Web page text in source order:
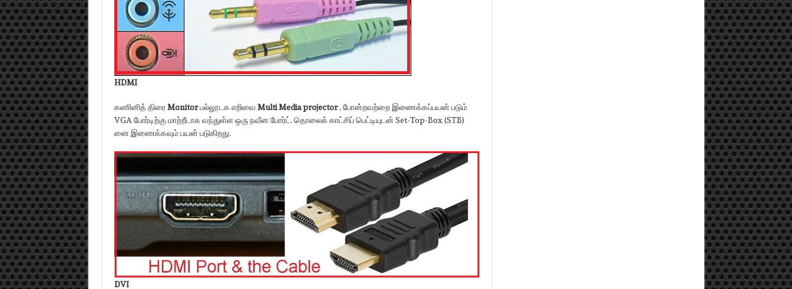
HDMI
கணினித் திரைMonitorபல்லூடக எறிவை Multi Media projector, போன்றவற்றை இணைக்கப்பயன் படும்
VGA போர்டிற்கு மாற்றீடாக வந்துள்ள ஒரு நவீன போர்ட். தொலைக் காட்சிப் பெட்டியுடன் Set-Top-Box (STB)
னை இணைக்கவும் பயன் படுகிறது.
DVI